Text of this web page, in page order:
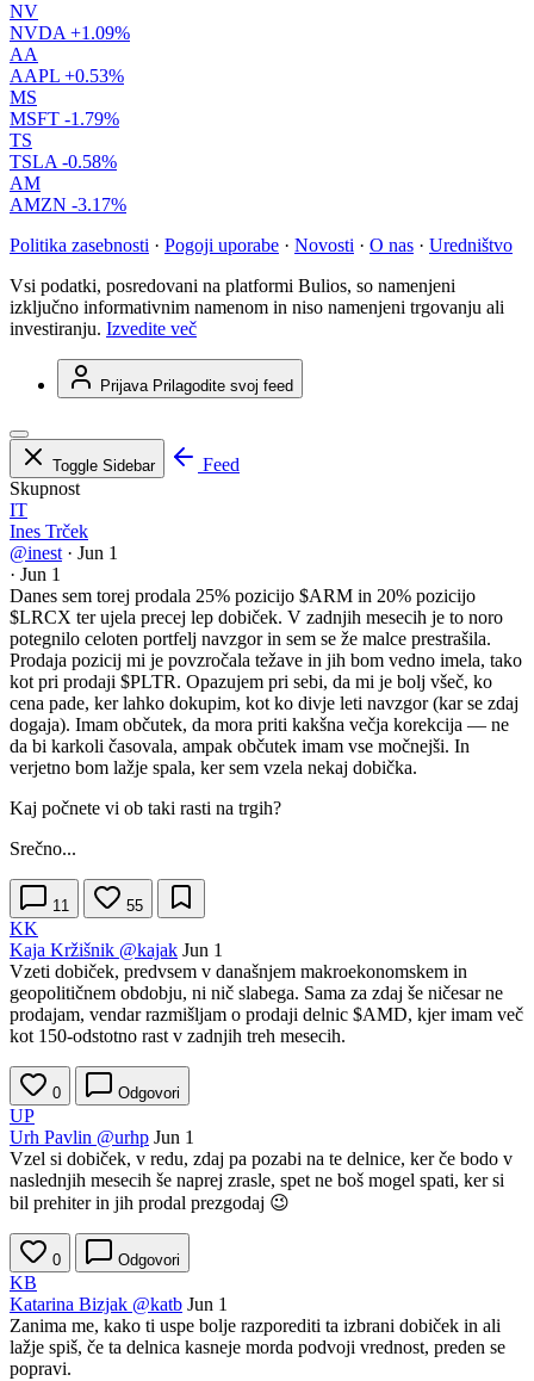
NV
NVDA +1.09%
AA
AAPL +0.53%
MS
MSFT -1.79%
TS
TSLA -0.58%
AM
AMZN -3.17%
Politika zasebnosti · Pogoji uporabe · Novosti · O nas · Uredništvo
Vsi podatki, posredovani na platformi Bulios, so namenjeni
izključno informativnim namenom in niso namenjeni trgovanju ali
investiranju. Izvedite več
Prijava Prilagodite svoj feed
Toggle Sidebar
Feed
Skupnost
IT
Ines Trček
@inest · Jun 1
· Jun 1
Danes sem torej prodala 25% pozicijo $ARM in 20% pozicijo
$LRCX ter ujela precej lep dobiček. V zadnjih mesecih je to noro
potegnilo celoten portfelj navzgor in sem se že malce prestrašila.
Prodaja pozicij mi je povzročala težave in jih bom vedno imela, tako
kot pri prodaji $PLTR. Opazujem pri sebi, da mi je bolj všeč, ko
cena pade, ker lahko dokupim, kot ko divje leti navzgor (kar se zdaj
dogaja). Imam občutek, da mora priti kakšna večja korekcija — ne
da bi karkoli časovala, ampak občutek imam vse močnejši. In
verjetno bom lažje spala, ker sem vzela nekaj dobička.
Kaj počnete vi ob taki rasti na trgih?
Srečno...
11 55
KK
Kaja Kržišnik @kajak Jun 1
Vzeti dobiček, predvsem v današnjem makroekonomskem in
geopolitičnem obdobju, ni nič slabega. Sama za zdaj še ničesar ne
prodajam, vendar razmišljam o prodaji delnic $AMD, kjer imam več
kot 150-odstotno rast v zadnjih treh mesecih.
0 Odgovori
UP
Urh Pavlin @urhp Jun 1
Vzel si dobiček, v redu, zdaj pa pozabi na te delnice, ker če bodo v
naslednjih mesecih še naprej zrasle, spet ne boš mogel spati, ker si
bil prehiter in jih prodal prezgodaj 😉
0 Odgovori
KB
Katarina Bizjak @katb Jun 1
Zanima me, kako ti uspe bolje razporediti ta izbrani dobiček in ali
lažje spiš, če ta delnica kasneje morda podvoji vrednost, preden se
popravi.